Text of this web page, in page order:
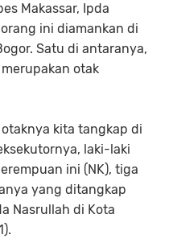
Makassar, Ipda
ini diamankan di
Satu di antaranya,
otak
kita tangkap di
laki-laki
ini (NK), tiga
yang ditangkap
Nasrullah di Kota